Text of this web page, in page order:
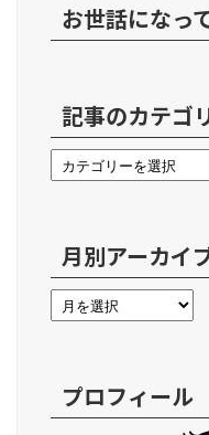
お世話になっ
記事のカテゴ
月別アーカイ
プロフィール